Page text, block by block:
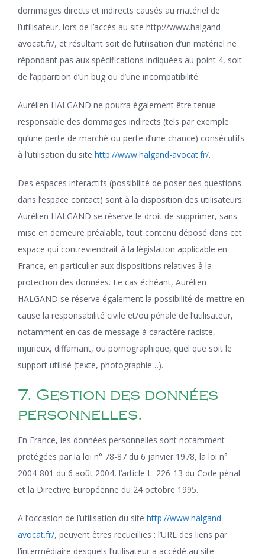
dommages directs et indirects causés au matériel de
l’utilisateur, lors de l’accès au site http://www.halgand-
avocat.fr/, et résultant soit de l’utilisation d’un matériel ne
répondant pas aux spécifications indiquées au point 4, soit
de l’apparition d’un bug ou d’une incompatibilité.
Aurélien HALGAND ne pourra également être tenue
responsable des dommages indirects (tels par exemple
qu’une perte de marché ou perte d’une chance) consécutifs
à l’utilisation du site http://www.halgand-avocat.fr/.
Des espaces interactifs (possibilité de poser des questions
dans l’espace contact) sont à la disposition des utilisateurs.
Aurélien HALGAND se réserve le droit de supprimer, sans
mise en demeure préalable, tout contenu déposé dans cet
espace qui contreviendrait à la législation applicable en
France, en particulier aux dispositions relatives à la
protection des données. Le cas échéant, Aurélien
HALGAND se réserve également la possibilité de mettre en
cause la responsabilité civile et/ou pénale de l’utilisateur,
notamment en cas de message à caractère raciste,
injurieux, diffamant, ou pornographique, quel que soit le
support utilisé (texte, photographie…).
7. Gestion des données
personnelles.
En France, les données personnelles sont notamment
protégées par la loi n° 78-87 du 6 janvier 1978, la loi n°
2004-801 du 6 août 2004, l’article L. 226-13 du Code pénal
et la Directive Européenne du 24 octobre 1995.
A l’occasion de l’utilisation du site http://www.halgand-
avocat.fr/, peuvent êtres recueillies : l’URL des liens par
l’intermédiaire desquels l’utilisateur a accédé au site